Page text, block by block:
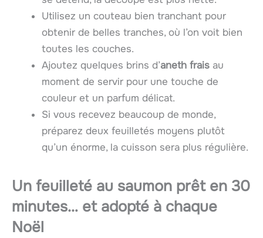
Utilisez un couteau bien tranchant pour
obtenir de belles tranches, où l’on voit bien
toutes les couches.
Ajoutez quelques brins d’aneth frais au
moment de servir pour une touche de
couleur et un parfum délicat.
Si vous recevez beaucoup de monde,
préparez deux feuilletés moyens plutôt
qu’un énorme, la cuisson sera plus régulière.
Un feuilleté au saumon prêt en 30
minutes… et adopté à chaque
Noël